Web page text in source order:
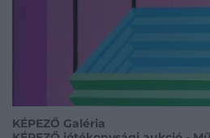
KÉPEZŐ Galéria